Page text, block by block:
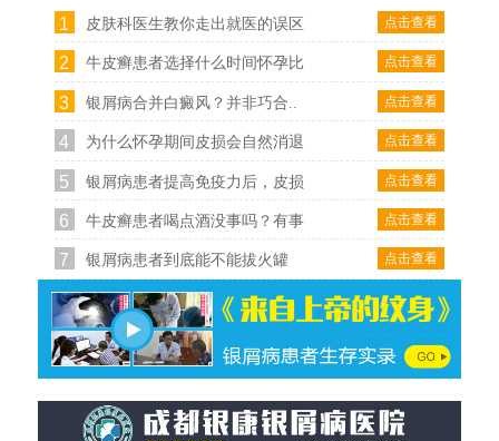
1 点击查看
皮肤科医生教你走出就医的误区
2 点击查看
牛皮癣患者选择什么时间怀孕比
3 点击查看
银屑病合并白癜风？并非巧合..
4 点击查看
为什么怀孕期间皮损会自然消退
5 点击查看
银屑病患者提高免疫力后，皮损
6 点击查看
牛皮癣患者喝点酒没事吗？有事
7 点击查看
银屑病患者到底能不能拔火罐